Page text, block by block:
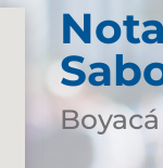
Boyacá